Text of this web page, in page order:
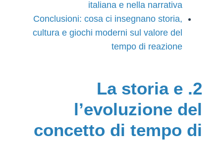
italiana e nella narrativa
Conclusioni: cosa ci insegnano storia,
cultura e giochi moderni sul valore del
tempo di reazione
2. La storia e
l’evoluzione del
concetto di tempo di